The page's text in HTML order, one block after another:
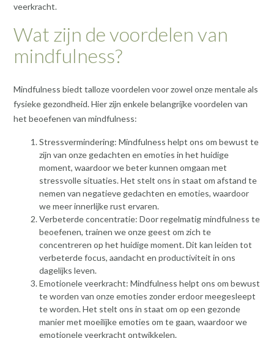
veerkracht.
Wat zijn de voordelen van
mindfulness?
Mindfulness biedt talloze voordelen voor zowel onze mentale als
fysieke gezondheid. Hier zijn enkele belangrijke voordelen van
het beoefenen van mindfulness:
Stressvermindering: Mindfulness helpt ons om bewust te
zijn van onze gedachten en emoties in het huidige
moment, waardoor we beter kunnen omgaan met
stressvolle situaties. Het stelt ons in staat om afstand te
nemen van negatieve gedachten en emoties, waardoor
we meer innerlijke rust ervaren.
Verbeterde concentratie: Door regelmatig mindfulness te
beoefenen, trainen we onze geest om zich te
concentreren op het huidige moment. Dit kan leiden tot
verbeterde focus, aandacht en productiviteit in ons
dagelijks leven.
Emotionele veerkracht: Mindfulness helpt ons om bewust
te worden van onze emoties zonder erdoor meegesleept
te worden. Het stelt ons in staat om op een gezonde
manier met moeilijke emoties om te gaan, waardoor we
emotionele veerkracht ontwikkelen.